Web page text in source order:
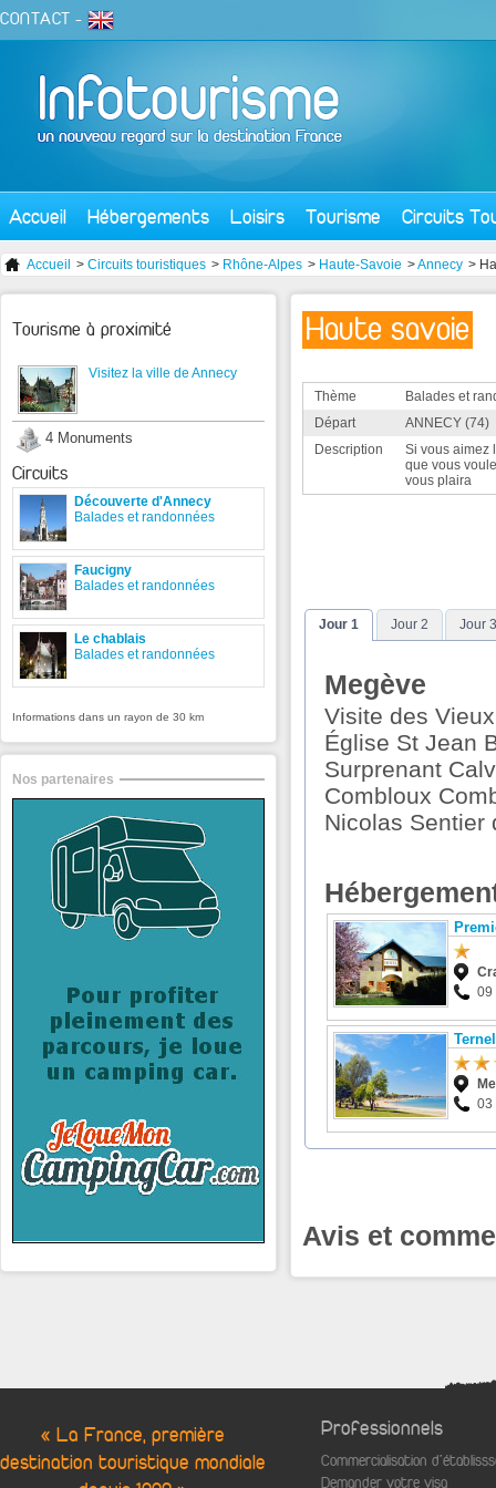
CONTACT -
Accueil Hébergements Loisirs Tourisme Circuits
Accueil > Circuits touristiques > Rhône-Alpes > Haute-Savoie >Annecy >
Haute savoie
Thème
Balades et
Départ
ANNECY (74)
Description
Si vous aimez
que vous
vous plaira
Jour 1 Jour 2 Jour
Megève
Visite des
Église St Jean
Surprenant
Combloux
Nicolas Sentier
09
03
Avis et
Tourisme à proximité
Visitez la ville de Annecy
4 Monuments
Circuits
Découverte d'Annecy
Balades et randonnées
Faucigny
Balades et randonnées
Le chablais
Balades et randonnées
Informations dans un rayon de 30 km
Nos partenaires
« La France, première
destination touristique mondiale
Professionnels
Commercialisation
Demander votre visa